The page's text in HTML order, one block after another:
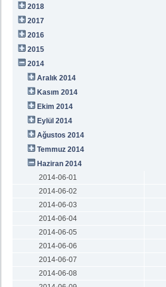
2018
2017
2016
2015
2014
Aralık 2014
Kasım 2014
Ekim 2014
Eylül 2014
Ağustos 2014
Temmuz 2014
Haziran 2014
2014-06-01
2014-06-02
2014-06-03
2014-06-04
2014-06-05
2014-06-06
2014-06-07
2014-06-08